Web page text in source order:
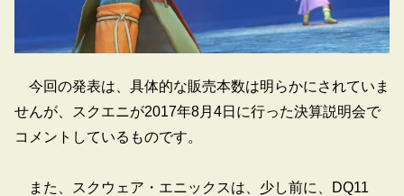
今回の発表は、具体的な販売本数は明らかにされていま
せんが、スクエニが2017年8月4日に行った決算説明会で
コメントしているものです。
また、スクウェア・エニックスは、少し前に、DQ11